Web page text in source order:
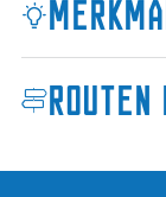
u
Routen